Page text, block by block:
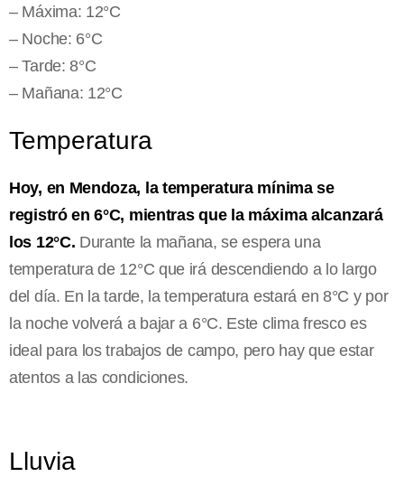
– Máxima: 12°C
– Noche: 6°C
– Tarde: 8°C
– Mañana: 12°C
Temperatura
Hoy, en Mendoza, la temperatura mínima se
registró en 6°C, mientras que la máxima alcanzará
los 12°C. Durante la mañana, se espera una
temperatura de 12°C que irá descendiendo a lo largo
del día. En la tarde, la temperatura estará en 8°C y por
la noche volverá a bajar a 6°C. Este clima fresco es
ideal para los trabajos de campo, pero hay que estar
atentos a las condiciones.
Lluvia